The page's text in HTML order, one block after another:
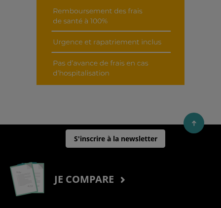
S'inscrire à la newsletter
JE COMPARE